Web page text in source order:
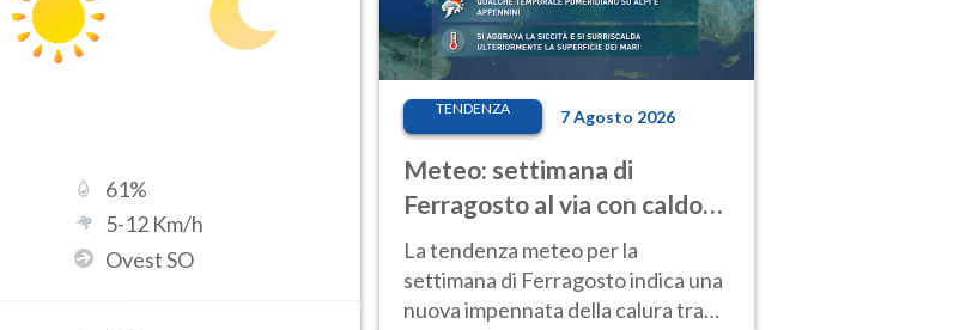
61%
5-12 Km/h
Ovest SO
TENDENZA 7 Agosto 2026
Meteo: settimana di
Ferragosto al via con caldo
intenso e qualche temporale
La tendenza meteo per la
settimana di Ferragosto indica una
nuova impennata della calura tra